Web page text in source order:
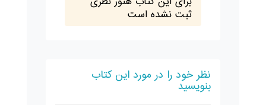
ثبت نشده است
نظر خود را در مورد این کتاب
بنویسید